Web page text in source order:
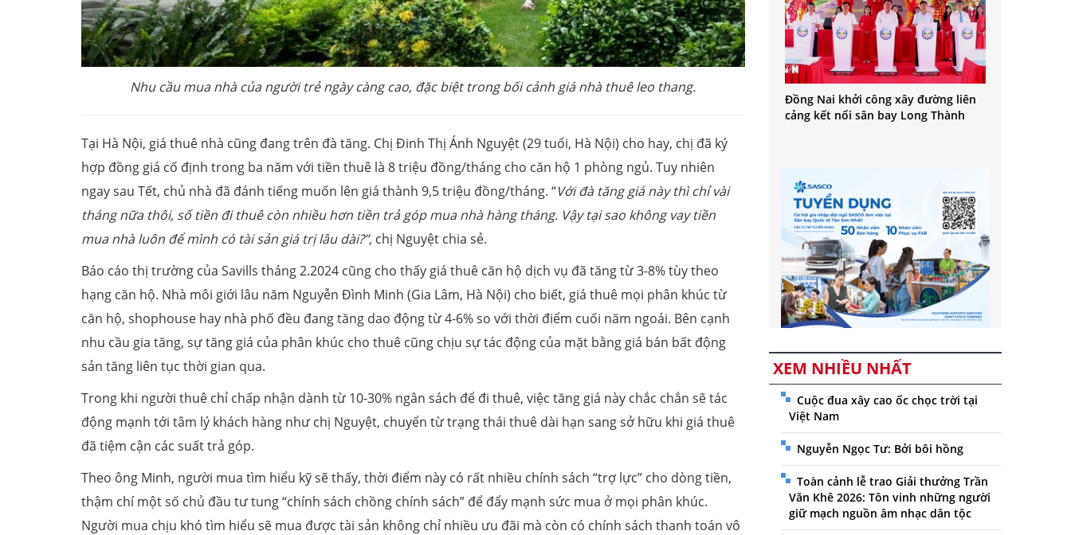
Nhu cầu mua nhà của người trẻ ngày càng cao, đặc biệt trong bối cảnh giá nhà thuê leo thang.
Tại Hà Nội, giá thuê nhà cũng đang trên đà tăng. Chị Đinh Thị Ánh Nguyệt (29 tuổi, Hà Nội) cho hay, chị đã ký
hợp đồng giá cố định trong ba năm với tiền thuê là 8 triệu đồng/tháng cho căn hộ 1 phòng ngủ. Tuy nhiên
ngay sau Tết, chủ nhà đã đánh tiếng muốn lên giá thành 9,5 triệu đồng/tháng. “Với đà tăng giá này thì chỉ vài
tháng nữa thôi, số tiền đi thuê còn nhiều hơn tiền trả góp mua nhà hàng tháng. Vậy tại sao không vay tiền
mua nhà luôn để mình có tài sản giá trị lâu dài?”, chị Nguyệt chia sẻ.
Báo cáo thị trường của Savills tháng 2.2024 cũng cho thấy giá thuê căn hộ dịch vụ đã tăng từ 3-8% tùy theo
hạng căn hộ. Nhà môi giới lâu năm Nguyễn Đình Minh (Gia Lâm, Hà Nội) cho biết, giá thuê mọi phân khúc từ
căn hộ, shophouse hay nhà phố đều đang tăng dao động từ 4-6% so với thời điểm cuối năm ngoái. Bên cạnh
nhu cầu gia tăng, sự tăng giá của phân khúc cho thuê cũng chịu sự tác động của mặt bằng giá bán bất động
sản tăng liên tục thời gian qua.
Trong khi người thuê chỉ chấp nhận dành từ 10-30% ngân sách để đi thuê, việc tăng giá này chắc chắn sẽ tác
động mạnh tới tâm lý khách hàng như chị Nguyệt, chuyển từ trạng thái thuê dài hạn sang sở hữu khi giá thuê
đã tiệm cận các suất trả góp.
Theo ông Minh, người mua tìm hiểu kỹ sẽ thấy, thời điểm này có rất nhiều chính sách “trợ lực” cho dòng tiền,
thậm chí một số chủ đầu tư tung “chính sách chồng chính sách” để đẩy mạnh sức mua ở mọi phân khúc.
Người mua chịu khó tìm hiểu sẽ mua được tài sản không chỉ nhiều ưu đãi mà còn có chính sách thanh toán vô
Đồng Nai khởi công xây đường liên
cảng kết nối sân bay Long Thành
XEM NHIỀU NHẤT
Cuộc đua xây cao ốc chọc trời tại
Việt Nam
Nguyễn Ngọc Tư: Bởi bôi hồng
Toàn cảnh lễ trao Giải thưởng Trần
Văn Khê 2026: Tôn vinh những người
giữ mạch nguồn âm nhạc dân tộc